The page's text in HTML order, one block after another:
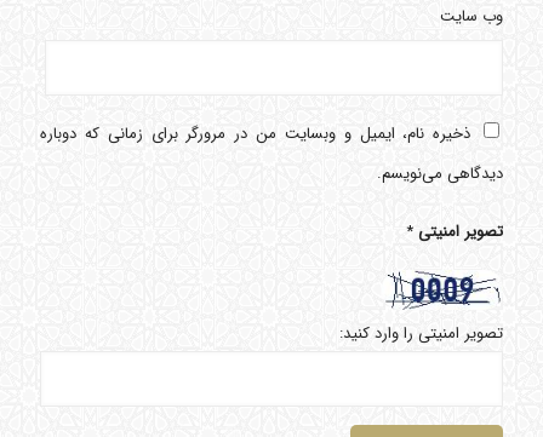
وب‌ سایت
ذخیره نام، ایمیل و وبسایت من در مرورگر برای زمانی که دوباره
دیدگاهی می‌نویسم.
تصویر امنیتی*
تصویر امنیتی را وارد کنید: